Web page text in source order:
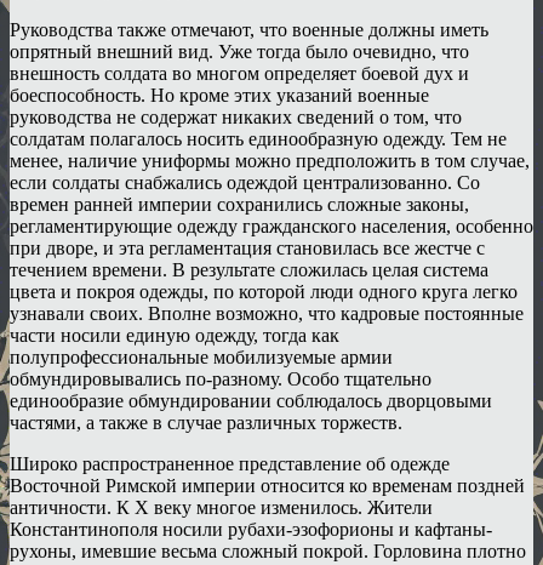
Руководства также отмечают, что военные должны иметь
опрятный внешний вид. Уже тогда было очевидно, что
внешность солдата во многом определяет боевой дух и
боеспособность. Но кроме этих указаний военные
руководства не содержат никаких сведений о том, что
солдатам полагалось носить единообразную одежду. Тем не
менее, наличие униформы можно предположить в том случае,
если солдаты снабжались одеждой централизованно. Со
времен ранней империи сохранились сложные законы,
регламентирующие одежду гражданского населения, особенно
при дворе, и эта регламентация становилась все жестче с
течением времени. В результате сложилась целая система
цвета и покроя одежды, по которой люди одного круга легко
узнавали своих. Вполне возможно, что кадровые постоянные
части носили единую одежду, тогда как
полупрофессиональные мобилизуемые армии
обмундировывались по-разному. Особо тщательно
единообразие обмундировании соблюдалось дворцовыми
частями, а также в случае различных торжеств.
Широко распространенное представление об одежде
Восточной Римской империи относится ко временам поздней
античности. К X веку многое изменилось. Жители
Константинополя носили рубахи-эзофорионы и кафтаны-
рухоны, имевшие весьма сложный покрой. Горловина плотно